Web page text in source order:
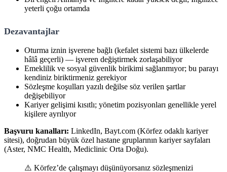
yeterli çoğu ortamda
Dezavantajlar
Oturma iznin işverene bağlı (kefalet sistemi bazı ülkelerde
hâlâ geçerli) — işveren değiştirmek zorlaşabiliyor
Emeklilik ve sosyal güvenlik birikimi sağlanmıyor; bu parayı
kendiniz biriktirmeniz gerekiyor
Sözleşme koşulları yazılı değilse söz verilen şartlar
değişebiliyor
Kariyer gelişimi kısıtlı; yönetim pozisyonları genellikle yerel
kişilere ayrılıyor
Başvuru kanalları: LinkedIn, Bayt.com (Körfez odaklı kariyer
sitesi), doğrudan büyük özel hastane gruplarının kariyer sayfaları
(Aster, NMC Health, Mediclinic Orta Doğu).
⚠️ Körfez’de çalışmayı düşünüyorsanız sözleşmenizi